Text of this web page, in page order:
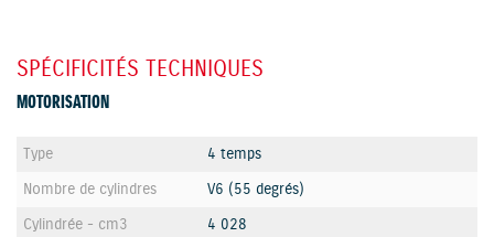
SPÉCIFICITÉS TECHNIQUES
MOTORISATION
Type
4 temps
Nombre de cylindres
V6 (55 degrés)
Cylindrée - cm3
4 028